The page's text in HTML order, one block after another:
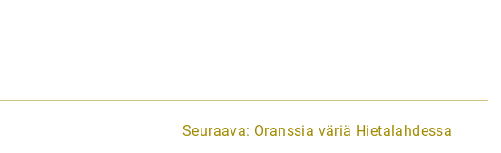
Seuraava: Oranssia väriä Hietalahdessa